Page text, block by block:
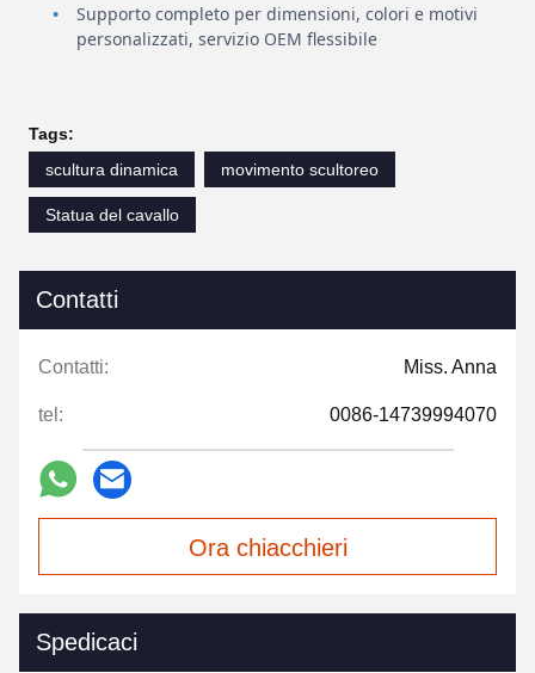
Supporto completo per dimensioni, colori e motivi
personalizzati, servizio OEM flessibile
Tags:
scultura dinamica
movimento scultoreo
Statua del cavallo
Contatti
Contatti: Miss. Anna
tel: 0086-14739994070
Ora chiacchieri
Spedicaci